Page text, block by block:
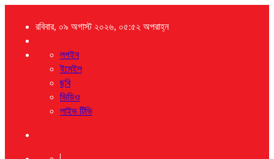
রবিবার, ০৯ অগাস্ট ২০২৬, ০৫:৫২ অপরাহ্ন
লগইন
ইমেইল
ছবি
ভিডিও
লাইভ টিভি